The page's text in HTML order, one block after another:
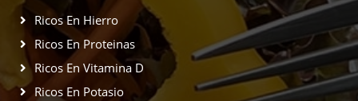
Ricos En Hierro
Ricos En Proteinas
Ricos En Vitamina D
Ricos En Potasio